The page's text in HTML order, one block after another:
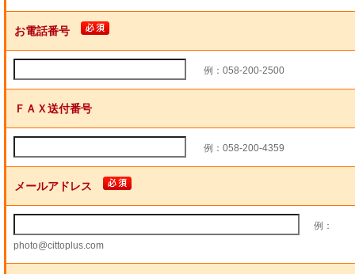
お電話番号
例：058-200-2500
ＦＡＸ送付番号
例：058-200-4359
メールアドレス
例：
photo@cittoplus.com